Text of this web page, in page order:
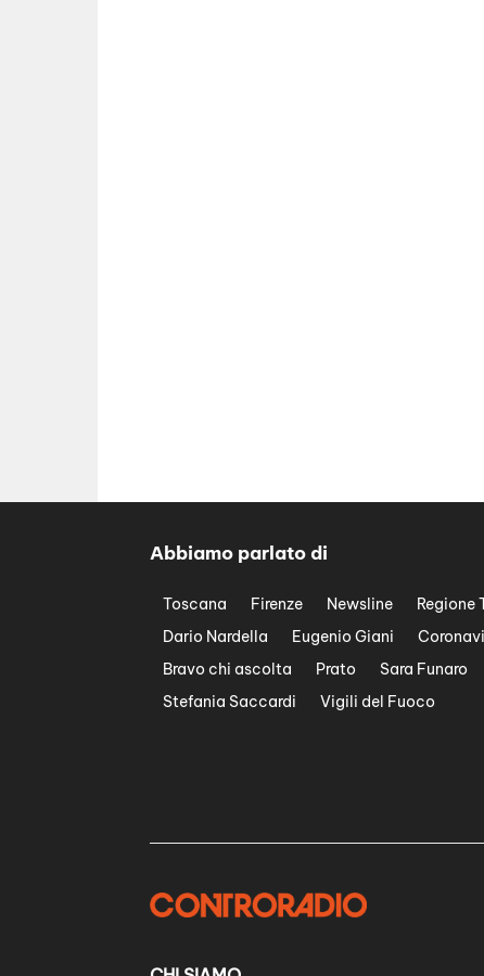
Abbiamo parlato di
Toscana Firenze Newsline Regione
Dario Nardella
Eugenio Giani
Bravo chi ascolta
Prato Sara Funaro
Stefania Saccardi
Vigili del Fuoco